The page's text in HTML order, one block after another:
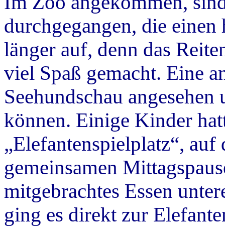
durchgegangen, die
länger auf, denn das
viel Spaß gemacht. Eine
Seehundschau
können. Einige Kinder
„Elefantenspielplatz“, auf
gemeinsamen
mitgebrachtes Essen
ging es direkt zur